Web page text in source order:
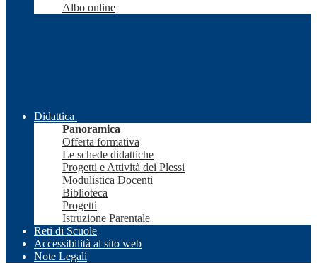
Albo online
Didattica
Panoramica
Offerta formativa
Le schede didattiche
Progetti e Attività dei Plessi
Modulistica Docenti
Biblioteca
Progetti
Istruzione Parentale
Reti di Scuole
Accessibilità al sito web
Note Legali